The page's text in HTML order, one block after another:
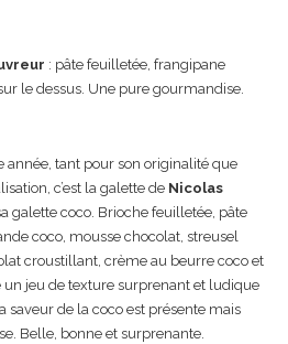
: pâte feuilletée, frangipane
le dessus. Une pure gourmandise.
tant pour son originalité que
c’est la galette de Nicolas
galette coco. Brioche feuilletée, pâte
coco, mousse chocolat, streusel
croustillant, crème au beurre coco et
jeu de texture surprenant et ludique
saveur de la coco est présente mais
Belle, bonne et surprenante.